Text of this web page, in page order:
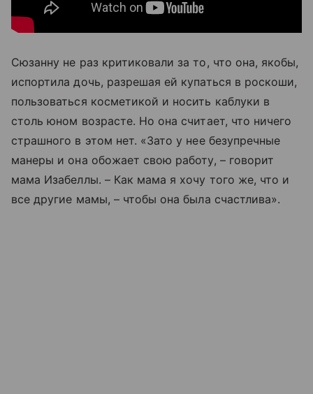
Сюзанну не раз критиковали за то, что она, якобы,
испортила дочь, разрешая ей купаться в роскоши,
пользоваться косметикой и носить каблуки в
столь юном возрасте. Но она считает, что ничего
страшного в этом нет. «Зато у нее безупречные
манеры и она обожает свою работу, – говорит
мама Изабеллы. – Как мама я хочу того же, что и
все другие мамы, – чтобы она была счастлива».